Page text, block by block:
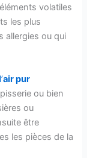
volatiles
les plus
allergies ou qui
air pur
ou bien
ou
être
les pièces de la